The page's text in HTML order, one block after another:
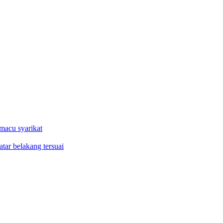
syarikat
belakang tersuai